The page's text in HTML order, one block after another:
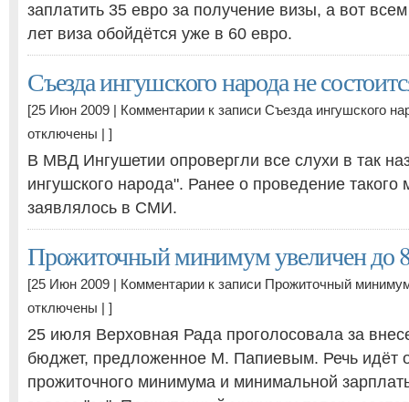
заплатить 35 евро за получение визы, а вот
лет виза обойдётся уже в 60 евро.
Съезда ингушского народа не
[25 Июн 2009 | Комментарии к записи Съезда ингушского
отключены | ]
В МВД Ингушетии опровергли все слухи в так
ингушского народа". Ранее о проведение такого
заявлялось в СМИ.
Прожиточный минимум увеличен до
[25 Июн 2009 | Комментарии к записи Прожиточный
отключены | ]
25 июля Верховная Рада проголосовала за
бюджет, предложенное М. Папиевым. Речь идёт
прожиточного минимума и минимальной